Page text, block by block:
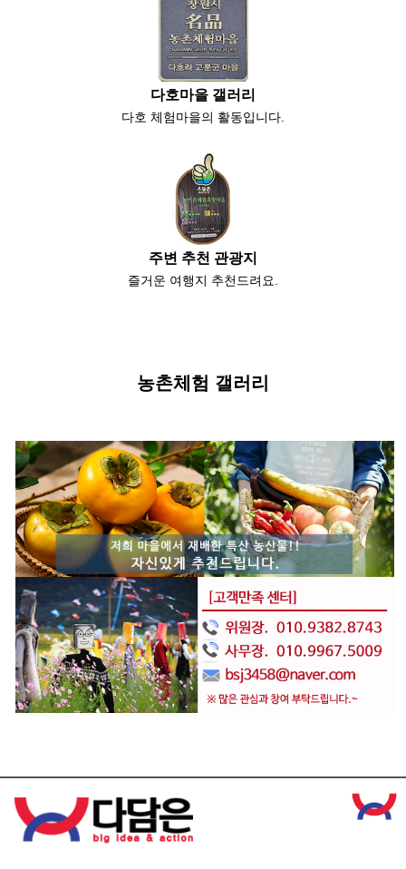
다호마을 갤러리
다호 체험마을의 활동입니다.
주변 추천 관광지
즐거운 여행지 추천드려요.
농촌체험 갤러리